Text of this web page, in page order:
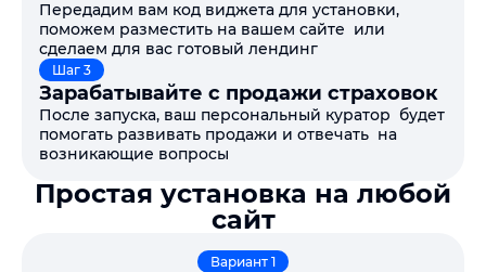
Передадим вам код виджета для установки,
поможем разместить на вашем сайте или
сделаем для вас готовый лендинг
Шаг 3
Зарабатывайте с продажи страховок
После запуска, ваш персональный куратор будет
помогать развивать продажи и отвечать на
возникающие вопросы
Простая установка на любой
сайт
Вариант 1